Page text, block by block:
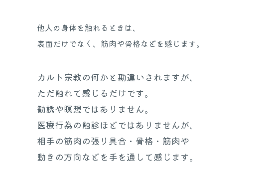
他人の身体を触れるときは、
表面だけでなく、筋肉や骨格などを感じます。
カルト宗教の何かと勘違いされますが、
ただ触れて感じるだけです。
勧誘や瞑想ではありません。
医療行為の触診ほどではありませんが、
相手の筋肉の張り具合・骨格・筋肉や
動きの方向などを手を通して感じます。